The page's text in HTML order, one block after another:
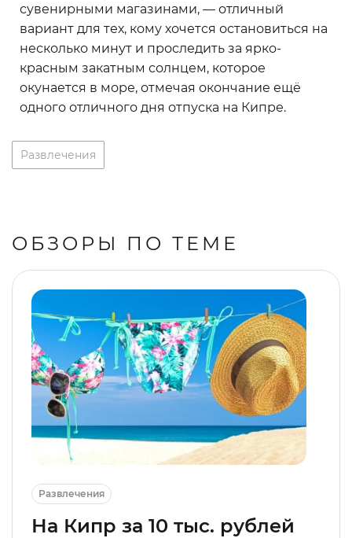
сувенирными магазинами, — отличный
вариант для тех, кому хочется остановиться на
несколько минут и проследить за ярко-
красным закатным солнцем, которое
окунается в море, отмечая окончание ещё
одного отличного дня отпуска на Кипре.
Развлечения
ОБЗОРЫ ПО ТЕМЕ
Развлечения
На Кипр за 10 тыс. рублей